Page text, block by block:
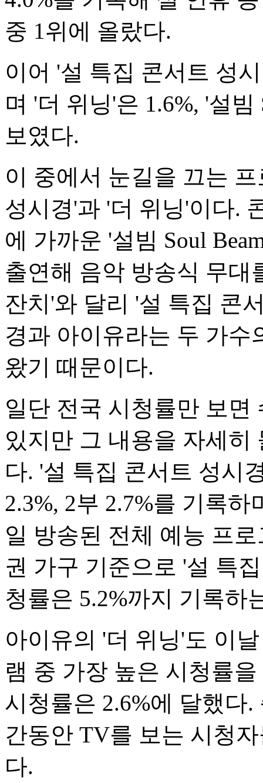
중 1위에 올랐다.
이어 '설 특집 콘서트 성
며 '더 위닝'은 1.6%, '설
보였다.
이 중에서 눈길을 끄는
성시경'과 '더 위닝'이다.
에 가까운 '설빔 Soul
출연해 음악 방송식 무대
잔치'와 달리 '설 특집 콘
경과 아이유라는 두 가
왔기 때문이다.
일단 전국 시청률만 보면
있지만 그 내용을 자세히
다. '설 특집 콘서트 성시
2.3%, 2부 2.7%를 기록
일 방송된 전체 예능 프
권 가구 기준으로 '설 특
청률은 5.2%까지 기록하
아이유의 '더 위닝'도 이
램 중 가장 높은 시청률
시청률은 2.6%에 달했다
간동안 TV를 보는 시청
다.